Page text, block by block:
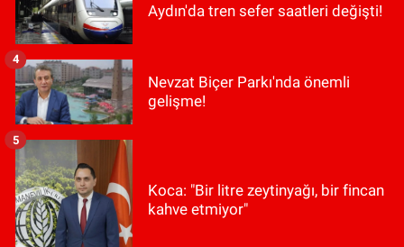
Aydın'da tren sefer saatleri değişti!
Nevzat Biçer Parkı'nda önemli
gelişme!
4
Koca: "Bir litre zeytinyağı, bir fincan
kahve etmiyor"
5